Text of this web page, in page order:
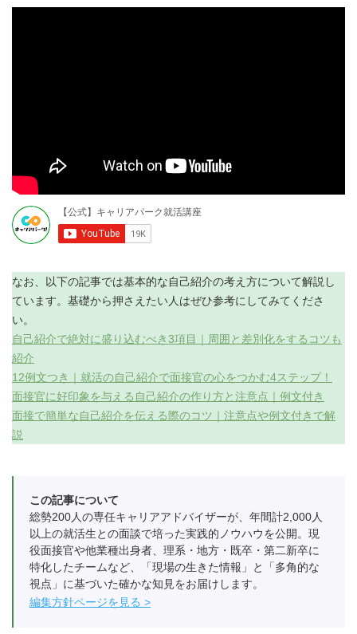
なお、以下の記事では基本的な自己紹介の考え方について解説し
ています。基礎から押さえたい人はぜひ参考にしてみてくださ
い。
自己紹介で絶対に盛り込むべき3項目｜周囲と差別化をするコツも
紹介
12例文つき｜就活の自己紹介で面接官の心をつかむ4ステップ！
面接官に好印象を与える自己紹介の作り方と注意点｜例文付き
面接で簡単な自己紹介を伝える際のコツ｜注意点や例文付きで解
説
この記事について
総勢200人の専任キャリアアドバイザーが、年間計2,000人
以上の就活生との面談で培った実践的ノウハウを公開。現
役面接官や他業種出身者、理系・地方・既卒・第二新卒に
特化したチームなど、「現場の生きた情報」と「多角的な
視点」に基づいた確かな知見をお届けします。
編集方針ページを見る